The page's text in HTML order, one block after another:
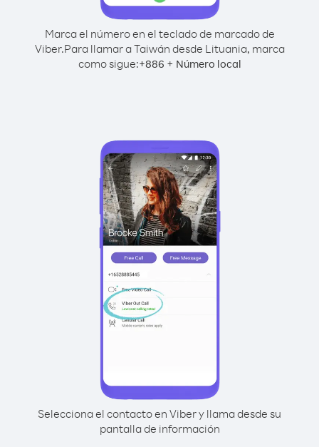
Marca el número en el teclado de marcado de
Viber.Para llamar a Taiwán desde Lituania, marca
como sigue:+886 + Número local
Selecciona el contacto en Viber y llama desde su
pantalla de información